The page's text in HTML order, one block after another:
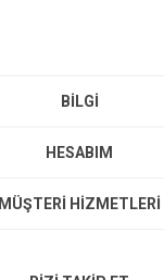
BILGI
HESABIM
MÜŞTERI HIZMETLERI